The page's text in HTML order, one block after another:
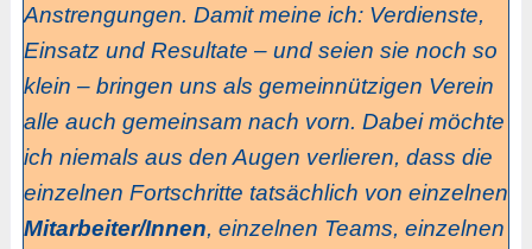
Anstrengungen. Damit meine ich: Verdienste,
Einsatz und Resultate – und seien sie noch so
klein – bringen uns als gemeinnützigen Verein
alle auch gemeinsam nach vorn. Dabei möchte
ich niemals aus den Augen verlieren, dass die
einzelnen Fortschritte tatsächlich von einzelnen
Mitarbeiter/Innen, einzelnen Teams, einzelnen